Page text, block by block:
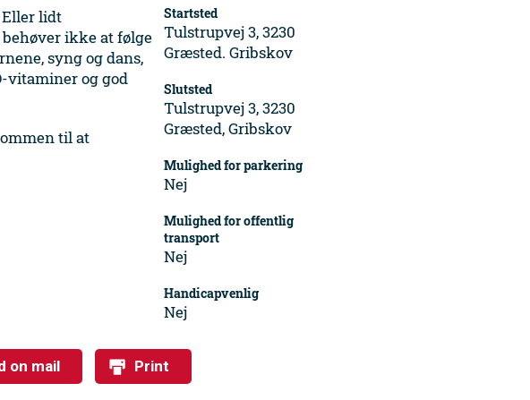
Startsted
Tulstrupvej 3, 3230
Græsted. Gribskov
Slutsted
Tulstrupvej 3, 3230
Græsted, Gribskov
Mulighed for parkering
Nej
Mulighed for offentlig
transport
Nej
Handicapvenlig
Nej
Eller lidt
ikke at følge
syng og dans,
vitaminer og god
til at
on mail Print